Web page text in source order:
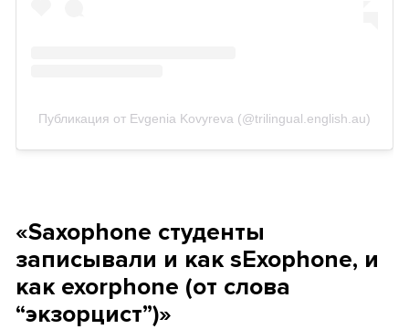
Публикация от Evgenia Kovyreva (@trilingual.english.au)
«Saxophone студенты
записывали и как sExophone, и
как exorphone (от слова
“экзорцист”)»